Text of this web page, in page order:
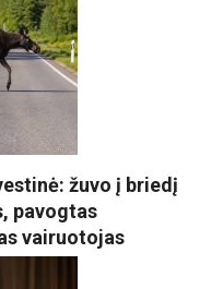
žuvo į briedį
pavogtas
vairuotojas